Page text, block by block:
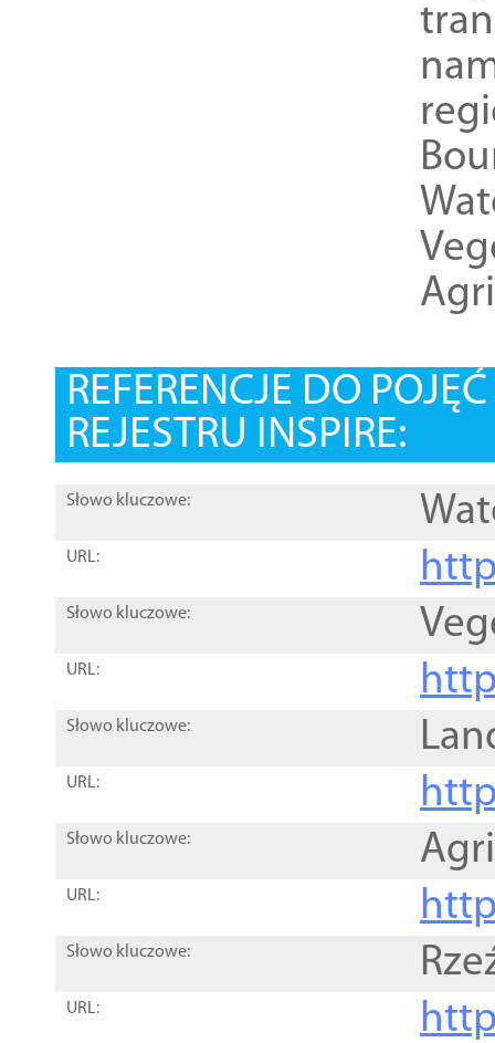
REFERENCJE DO
REJESTRU INSPIRE:
Słowo kluczowe:
URL:
Słowo kluczowe:
URL:
Słowo kluczowe:
URL:
Słowo kluczowe:
URL:
Słowo kluczowe:
URL: